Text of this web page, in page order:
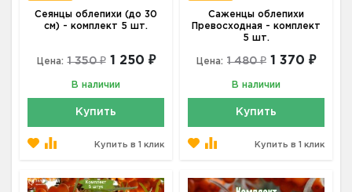
Сеянцы облепихи (до 30
см) - комплект 5 шт.
Цена: 1 350 ₽ 1 250 ₽
В наличии
Купить
Купить в 1 клик
Саженцы облепихи
Превосходная - комплект
5 шт.
Цена: 1 480 ₽ 1 370 ₽
В наличии
Купить
Купить в 1 клик